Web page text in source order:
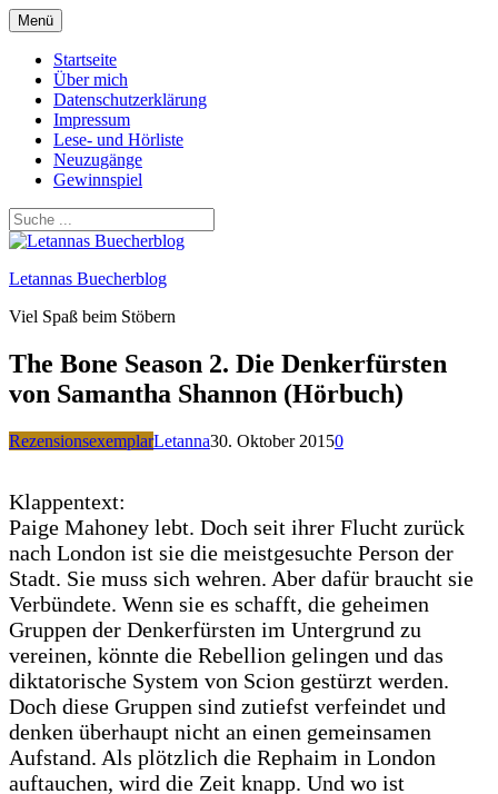
Zum
Inhalt
springen
Menü
Startseite
Über mich
Datenschutzerklärung
Impressum
Lese- und Hörliste
Neuzugänge
Gewinnspiel
Letannas Buecherblog
Viel Spaß beim Stöbern
The Bone Season 2. Die Denkerfürsten
von Samantha Shannon (Hörbuch)
RezensionsexemplarLetanna30. Oktober 20150
Klappentext:
Paige Mahoney lebt. Doch seit ihrer Flucht zurück
nach London ist sie die meistgesuchte Person der
Stadt. Sie muss sich wehren. Aber dafür braucht sie
Verbündete. Wenn sie es schafft, die geheimen
Gruppen der Denkerfürsten im Untergrund zu
vereinen, könnte die Rebellion gelingen und das
diktatorische System von Scion gestürzt werden.
Doch diese Gruppen sind zutiefst verfeindet und
denken überhaupt nicht an einen gemeinsamen
Aufstand. Als plötzlich die Rephaim in London
auftauchen, wird die Zeit knapp. Und wo ist